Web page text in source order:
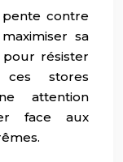
contre
sa
résister
ces stores
attention
face aux